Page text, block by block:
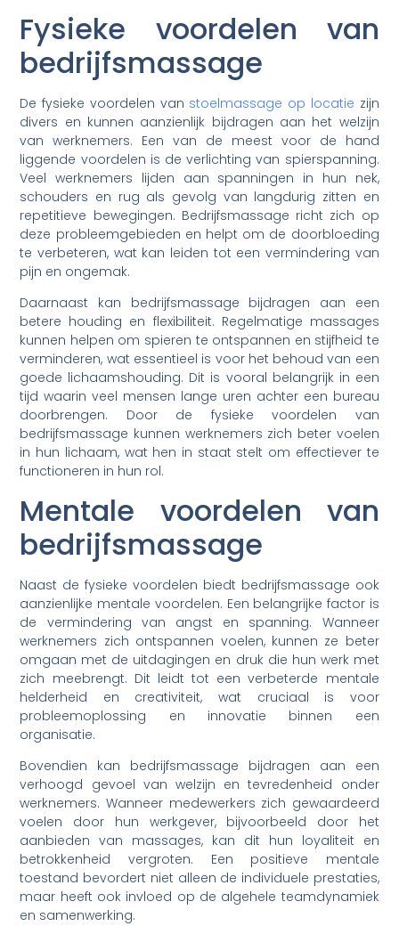
Fysieke voordelen van
bedrijfsmassage
De fysieke voordelen van stoelmassage op locatie zijn
divers en kunnen aanzienlijk bijdragen aan het welzijn
van werknemers. Een van de meest voor de hand
liggende voordelen is de verlichting van spierspanning.
Veel werknemers lijden aan spanningen in hun nek,
schouders en rug als gevolg van langdurig zitten en
repetitieve bewegingen. Bedrijfsmassage richt zich op
deze probleemgebieden en helpt om de doorbloeding
te verbeteren, wat kan leiden tot een vermindering van
pijn en ongemak.
Daarnaast kan bedrijfsmassage bijdragen aan een
betere houding en flexibiliteit. Regelmatige massages
kunnen helpen om spieren te ontspannen en stijfheid te
verminderen, wat essentieel is voor het behoud van een
goede lichaamshouding. Dit is vooral belangrijk in een
tijd waarin veel mensen lange uren achter een bureau
doorbrengen. Door de fysieke voordelen van
bedrijfsmassage kunnen werknemers zich beter voelen
in hun lichaam, wat hen in staat stelt om effectiever te
functioneren in hun rol.
Mentale voordelen van
bedrijfsmassage
Naast de fysieke voordelen biedt bedrijfsmassage ook
aanzienlijke mentale voordelen. Een belangrijke factor is
de vermindering van angst en spanning. Wanneer
werknemers zich ontspannen voelen, kunnen ze beter
omgaan met de uitdagingen en druk die hun werk met
zich meebrengt. Dit leidt tot een verbeterde mentale
helderheid en creativiteit, wat cruciaal is voor
probleemoplossing en innovatie binnen een
organisatie.
Bovendien kan bedrijfsmassage bijdragen aan een
verhoogd gevoel van welzijn en tevredenheid onder
werknemers. Wanneer medewerkers zich gewaardeerd
voelen door hun werkgever, bijvoorbeeld door het
aanbieden van massages, kan dit hun loyaliteit en
betrokkenheid vergroten. Een positieve mentale
toestand bevordert niet alleen de individuele prestaties,
maar heeft ook invloed op de algehele teamdynamiek
en samenwerking.